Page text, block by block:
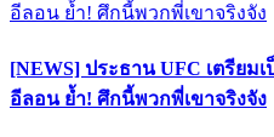
[NEWS] ประธาน UFC เตรียม
อีลอน ย้ำ! ศึกนี้พวกพี่เขาจริงจัง